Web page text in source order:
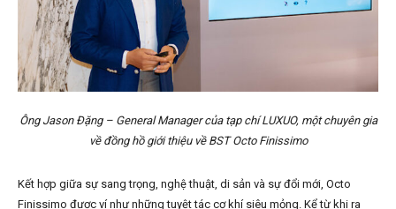
Ông Jason Đặng – General Manager của tạp chí LUXUO, một chuyên gia
về đồng hồ giới thiệu về BST Octo Finissimo
Kết hợp giữa sự sang trọng, nghệ thuật, di sản và sự đổi mới, Octo
Finissimo được ví như những tuyệt tác cơ khí siêu mỏng. Kể từ khi ra